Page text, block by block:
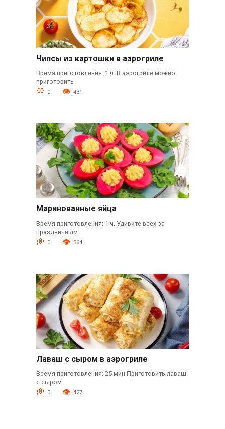
Чипсы из картошки в аэрогриле
Время приготовления: 1 ч. В аэрогриле можно
приготовить
0 431
Маринованные яйца
Время приготовления: 1 ч. Удивите всех за
праздничным
0 364
Лаваш с сыром в аэрогриле
Время приготовления: 25 мин Приготовить лаваш
с сыром
0 427